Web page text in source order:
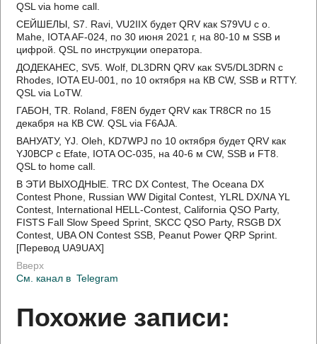
QSL via home call.
СЕЙШЕЛЫ, S7. Ravi, VU2IIX будет QRV как S79VU с о.
Mahe, IOTA AF-024, по 30 июня 2021 г, на 80-10 м SSB и
цифрой. QSL по инструкции оператора.
ДОДЕКАНЕС, SV5. Wolf, DL3DRN QRV как SV5/DL3DRN с
Rhodes, IOTA EU-001, по 10 октября на КВ CW, SSB и RTTY.
QSL via LoTW.
ГАБОН, TR. Roland, F8EN будет QRV как TR8CR по 15
декабря на КВ CW. QSL via F6AJA.
ВАНУАТУ, YJ. Oleh, KD7WPJ по 10 октября будет QRV как
YJ0BCP с Efate, IOTA OC-035, на 40-6 м CW, SSB и FT8.
QSL to home call.
В ЭТИ ВЫХОДНЫЕ. TRC DX Contest, The Oceana DX
Contest Phone, Russian WW Digital Contest, YLRL DX/NA YL
Contest, International HELL-Contest, California QSO Party,
FISTS Fall Slow Speed Sprint, SKCC QSO Party, RSGB DX
Contest, UBA ON Contest SSB, Peanut Power QRP Sprint.
[Перевод UA9UAX]
Вверх
См. канал в Telegram
Похожие записи: